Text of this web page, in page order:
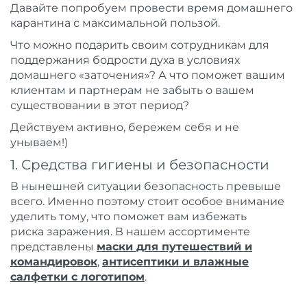
Давайте попробуем провести время домашнего
карантина с максимальной пользой.
Что можно подарить своим сотрудникам для
поддержания бодрости духа в условиях
домашнего «заточения»? А что поможет вашим
клиентам и партнерам не забыть о вашем
существовании в этот период?
Действуем активно, бережем себя и не
унываем!)
1. Средства гигиены и безопасности
В нынешней ситуации безопасность превыше
всего. Именно поэтому стоит особое внимание
уделить тому, что поможет вам избежать
риска заражения. В нашем ассортименте
представлены маски для путешествий и
командировок, антисептики и влажные
салфетки с логотипом.